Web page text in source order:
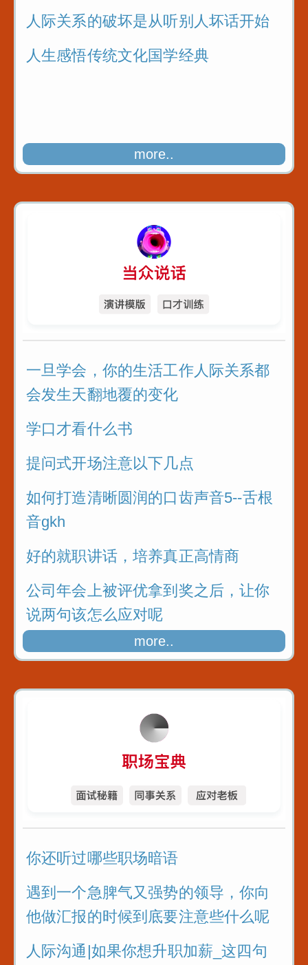
人际关系的破坏是从听别人坏话开始
人生感悟传统文化国学经典
more..
一旦学会，你的生活工作人际关系都
会发生天翻地覆的变化
学口才看什么书
提问式开场注意以下几点
如何打造清晰圆润的口齿声音5--舌根
音gkh
好的就职讲话，培养真正高情商
公司年会上被评优拿到奖之后，让你
说两句该怎么应对呢
more..
你还听过哪些职场暗语
遇到一个急脾气又强势的领导，你向
他做汇报的时候到底要注意些什么呢
人际沟通|如果你想升职加薪_这四句